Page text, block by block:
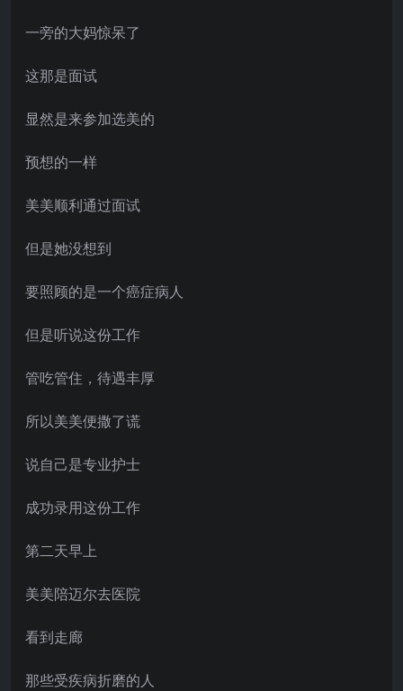
一旁的大妈惊呆了
这那是面试
显然是来参加选美的
预想的一样
美美顺利通过面试
但是她没想到
要照顾的是一个癌症病人
但是听说这份工作
管吃管住，待遇丰厚
所以美美便撒了谎
说自己是专业护士
成功录用这份工作
第二天早上
美美陪迈尔去医院
看到走廊
那些受疾病折磨的人